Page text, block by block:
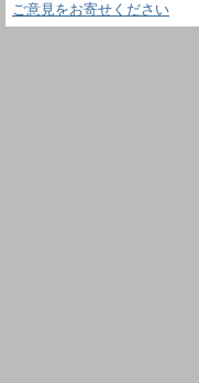
ご意見をお寄せください